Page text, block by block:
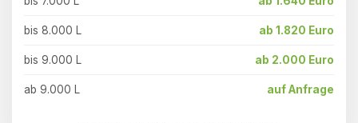
bis 8.000 L ab 1.820 Euro
bis 9.000 L ab 2.000 Euro
ab 9.000 L auf Anfrage